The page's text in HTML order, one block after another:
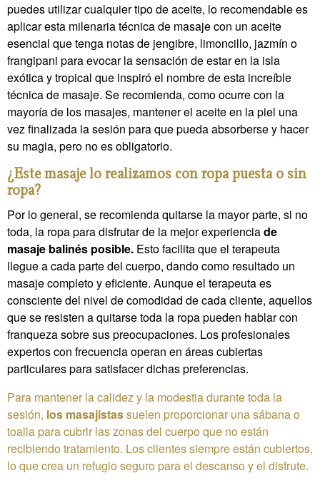
puedes utilizar cualquier tipo de aceite, lo recomendable es
aplicar esta milenaria técnica de masaje con un aceite
esencial que tenga notas de jengibre, limoncillo, jazmín o
frangipani para evocar la sensación de estar en la isla
exótica y tropical que inspiró el nombre de esta increíble
técnica de masaje. Se recomienda, como ocurre con la
mayoría de los masajes, mantener el aceite en la piel una
vez finalizada la sesión para que pueda absorberse y hacer
su magia, pero no es obligatorio.
¿Este masaje lo realizamos con ropa puesta o sin
ropa?
Por lo general, se recomienda quitarse la mayor parte, si no
toda, la ropa para disfrutar de la mejor experienciade
masaje balinés posible. Esto facilita que el terapeuta
llegue a cada parte del cuerpo, dando como resultado un
masaje completo y eficiente. Aunque el terapeuta es
consciente del nivel de comodidad de cada cliente, aquellos
que se resisten a quitarse toda la ropa pueden hablar con
franqueza sobre sus preocupaciones. Los profesionales
expertos con frecuencia operan en áreas cubiertas
particulares para satisfacer dichas preferencias.
Para mantener la calidez y la modestia durante toda la
sesión, los masajistassuelen proporcionar una sábana o
toalla para cubrir las zonas del cuerpo que no están
recibiendo tratamiento. Los clientes siempre están cubiertos,
lo que crea un refugio seguro para el descanso y el disfrute.